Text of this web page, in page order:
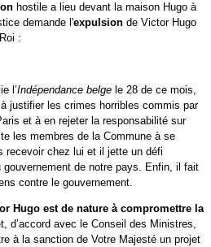
hostile a lieu devant la maison Hugo à
demande l'expulsion de Victor Hugo
:
l’Indépendance belge le 28 de ce mois,
justifier les crimes horribles commis par
et à en rejeter la responsabilité sur
les membres de la Commune à se
recevoir chez lui et il jette un défi
de notre pays. Enfin, il fait
contre le gouvernement.
Hugo est de nature à compromettre la
d’accord avec le Conseil des Ministres,
à la sanction de Votre Majesté un projet